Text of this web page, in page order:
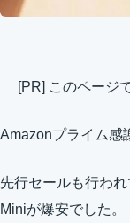
[PR] このページ
Amazonプライム感
先行セールも行わ
Miniが爆安でした。